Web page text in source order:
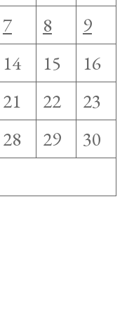
7 8
9
14 15
16
21 22
23
28 29
30